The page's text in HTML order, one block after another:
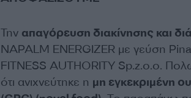
Την απαγόρευση διακίνησης και
NAPALM ENERGIZER με γεύση
FITNESS AUTHORITY Sp.z.o.o.
ότι ανιχνεύτηκε η μη εγκεκριμένη